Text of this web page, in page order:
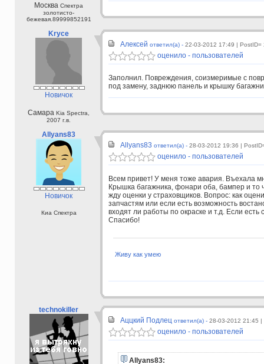
Москва Спектра
золотисто-
бежевая.89999852191
Kryce
Новичок
Самара Kia Spectra,
2007 г.в.
Алексей ответил(а) - 22-03-2012 17:49 | PostID=
оценило - пользователей
Заполнил. Повреждения, соизмеримые с
под замену, заднюю панель и крышку
Allyans83
Новичок
Киа Спектра
Allyans83 ответил(а) - 28-03-2012 19:36 |
оценило - пользователей
Всем привет! У меня тоже авария. Въехала
Крышка багажника, фонари оба, бампер и то
жду оценки у страховщиков. Вопрос: как
запчастям или если есть возможность
входят ли работы по окраске и т.д. Если есть
Спасибо!
Живу как умею
technokiller
Аццкий Подлец ответил(а) - 28-03-2012 21:45 |
оценило - пользователей
Allyans83: